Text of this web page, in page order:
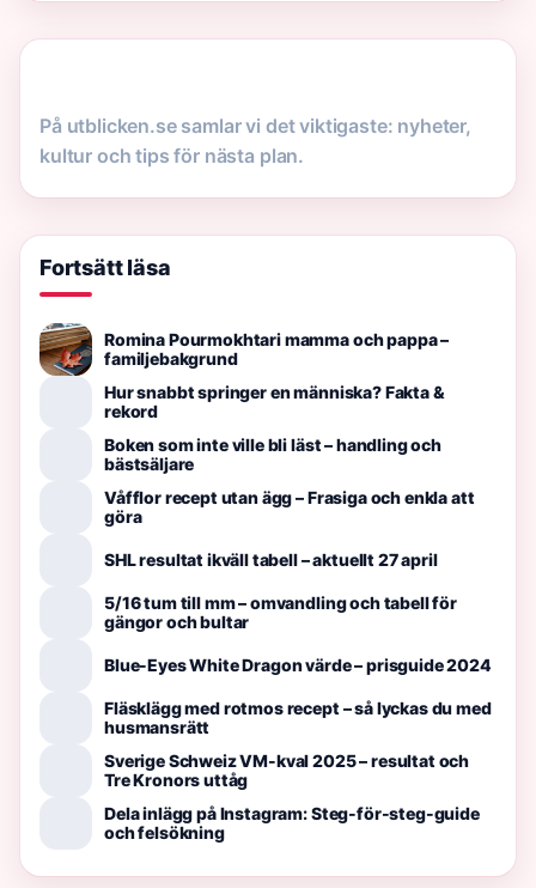
På utblicken.se samlar vi det viktigaste: nyheter,
kultur och tips för nästa plan.
Fortsätt läsa
Romina Pourmokhtari mamma och pappa –
familjebakgrund
Hur snabbt springer en människa? Fakta &
rekord
Boken som inte ville bli läst – handling och
bästsäljare
Våfflor recept utan ägg – Frasiga och enkla att
göra
SHL resultat ikväll tabell – aktuellt 27 april
5/16 tum till mm – omvandling och tabell för
gängor och bultar
Blue-Eyes White Dragon värde – prisguide 2024
Fläsklägg med rotmos recept – så lyckas du med
husmansrätt
Sverige Schweiz VM-kval 2025 – resultat och
Tre Kronors uttåg
Dela inlägg på Instagram: Steg-för-steg-guide
och felsökning